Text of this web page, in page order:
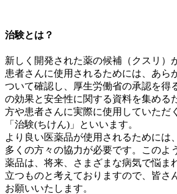
治験とは？
新しく開発された薬の候補（クスリ）
患者さんに使用されるためには、あら
ついて確認し、厚生労働省の承認を得
の効果と安全性に関する資料を集める
方や患者さんに実際に使用していただ
「治験(ちけん)」といいます。
より良い医薬品が使用されるためには
多くの方々の協力が必要です。このよ
薬品は、将来、さまざまな病気で悩ま
立つものと考えておりますので、皆さ
お願いいたします。